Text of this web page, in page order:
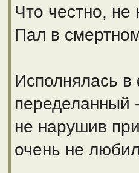
Что честно, не
Пал в
Исполнялась
переделанный
не нарушив
очень не